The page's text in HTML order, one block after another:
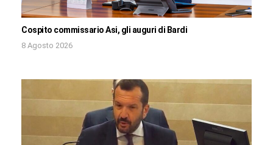
Cospito commissario Asi, gli auguri di Bardi
8 Agosto 2026